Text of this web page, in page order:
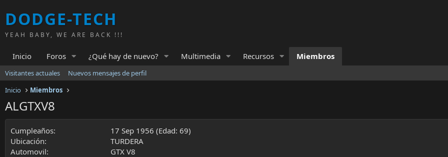
DODGE-TECH
YEAH BABY, WE ARE BACK !!!
Inicio Foros ¿Qué hay de nuevo? Multimedia Recursos Miembros
Visitantes actuales
Nuevos mensajes de perfil
Inicio
Miembros
ALGTXV8
Cumpleaños
17 Sep 1956 (Edad: 69)
Ubicación
TURDERA
Automovil
GTX V8